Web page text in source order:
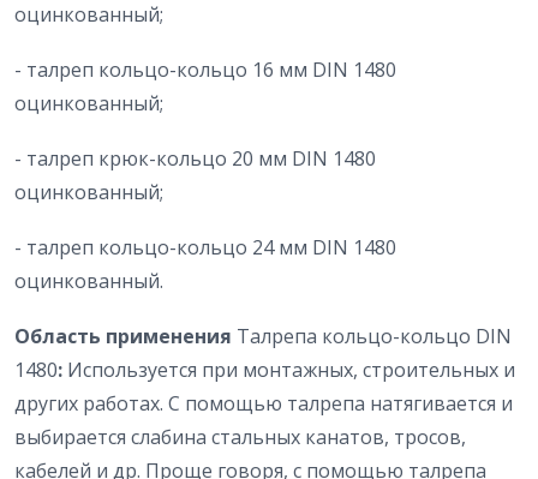
оцинкованный;
- талреп кольцо-кольцо 16 мм DIN 1480
оцинкованный;
- талреп крюк-кольцо 20 мм DIN 1480
оцинкованный;
- талреп кольцо-кольцо 24 мм DIN 1480
оцинкованный.
Область применения Талрепа кольцо-кольцо DIN
1480: Используется при монтажных, строительных и
других работах. С помощью талрепа натягивается и
выбирается слабина стальных канатов, тросов,
кабелей и др. Проще говоря, с помощью талрепа